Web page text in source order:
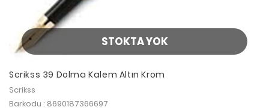
STOKTA YOK
Scrikss 39 Dolma Kalem Altın Krom
Scrikss
Barkodu : 8690187366697